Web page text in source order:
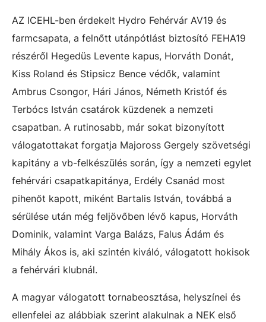
AZ ICEHL-ben érdekelt Hydro Fehérvár AV19 és
farmcsapata, a felnőtt utánpótlást biztosító FEHA19
részéről Hegedüs Levente kapus, Horváth Donát,
Kiss Roland és Stipsicz Bence védők, valamint
Ambrus Csongor, Hári János, Németh Kristóf és
Terbócs István csatárok küzdenek a nemzeti
csapatban. A rutinosabb, már sokat bizonyított
válogatottakat forgatja Majoross Gergely szövetségi
kapitány a vb-felkészülés során, így a nemzeti egylet
fehérvári csapatkapitánya, Erdély Csanád most
pihenőt kapott, miként Bartalis István, továbbá a
sérülése után még feljövőben lévő kapus, Horváth
Dominik, valamint Varga Balázs, Falus Ádám és
Mihály Ákos is, aki szintén kiváló, válogatott hokisok
a fehérvári klubnál.
A magyar válogatott tornabeosztása, helyszínei és
ellenfelei az alábbiak szerint alakulnak a NEK első